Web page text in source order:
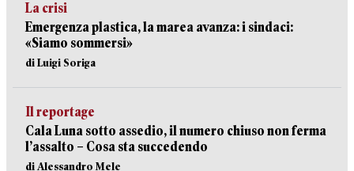
La crisi
Emergenza plastica, la marea avanza: i sindaci:
«Siamo sommersi»
di Luigi Soriga
Il reportage
Cala Luna sotto assedio, il numero chiuso non ferma
l’assalto – Cosa sta succedendo
di Alessandro Mele